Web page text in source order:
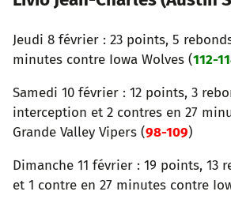
Jeudi 8 février : 23 points, 5
minutes contre Iowa Wolves (112-
Samedi 10 février : 12 points, 3
interception et 2 contres en 27
Grande Valley Vipers (98-109)
Dimanche 11 février : 19 points, 13
et 1 contre en 27 minutes contre